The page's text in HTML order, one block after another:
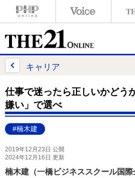
キャリア
仕事で迷ったら正しいかどう
嫌い」で選べ
#楠木建
2019年12月23日 公開
2024年12月16日 更新
楠木建（一橋ビジネススクール国